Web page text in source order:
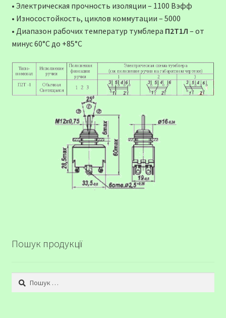
• Электрическая прочность изоляции – 1100 Вэфф
• Износостойкость, циклов коммутации – 5000
• Диапазон рабочих температур тумблера П2Т1Л – от
минус 60°С до +85°С
Пошук продукції
Пошук: